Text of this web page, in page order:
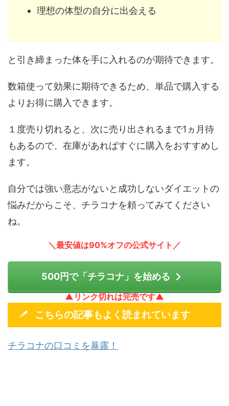
理想の体型の自分に出会える
と引き締まった体を手に入れるのが期待できます。
数箱使って効果に期待できるため、単品で購入する
よりお得に購入できます。
１度売り切れると、次に売り出されるまで1ヵ月待
もあるので、在庫があればすぐに購入をおすすめし
ます。
自分では強い意志がないと成功しないダイエットの
悩みだからこそ、チラコナを頼ってみてください
ね。
＼最安値は90%オフの公式サイト／
500円で「チラコナ」を始める
▲リンク切れは完売です▲
こちらの記事もよく読まれています
チラコナの口コミを暴露！